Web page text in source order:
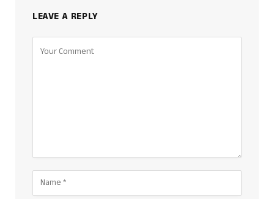
LEAVE A REPLY